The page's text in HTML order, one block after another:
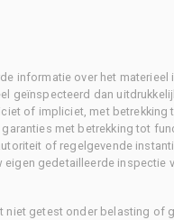
informatie over het
geïnspecteerd dan
of impliciet, met betrekking
met betrekking tot
of regelgevende
eigen gedetailleerde inspectie
niet getest onder belasting of